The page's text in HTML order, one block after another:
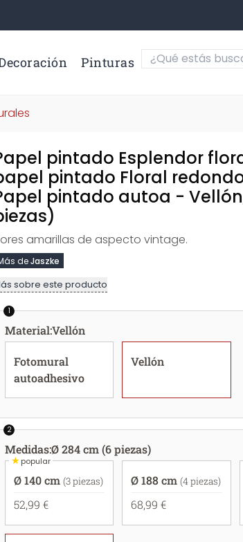
Pinturas
pintado Esplendor
pintado Floral
pintado autoa -
amarillas de aspecto vintage.
deJaszke
sobre este producto
1
Material:Vellón
Fotomural
autoadhesivo
Vellón
2
Medidas:Ø 284 cm (6 piezas)
★popular
Ø 140 cm (3 piezas)
52,99 €
Ø 188 cm (4 piezas)
68,99 €